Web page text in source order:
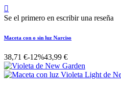

Se el primero en escribir una reseña
Maceta con o sin luz Narciso
38,71 €-12%43,99 €